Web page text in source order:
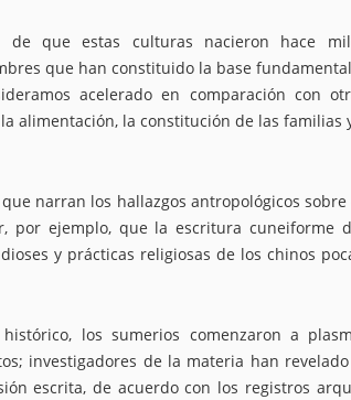
de que estas culturas nacieron hace
que han constituido la base
acelerado en comparación con
alimentación, la constitución de las
narran los hallazgos antropológicos
por ejemplo, que la escritura cuneiforme
y prácticas religiosas de los chinos
los sumerios comenzaron a
investigadores de la materia han
escrita, de acuerdo con los registros